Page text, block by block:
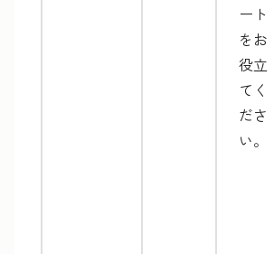
ート
をお
役立
てく
ださ
い。